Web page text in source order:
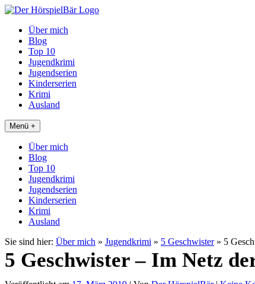
Über mich
Blog
Top 10
Jugendkrimi
Jugendserien
Kinderserien
Krimi
Ausland
Menü +
Über mich
Blog
Top 10
Jugendkrimi
Jugendserien
Kinderserien
Krimi
Ausland
Sie sind hier: Über mich » Jugendkrimi » 5 Geschwister» 5
5 Geschwister – Im Netz